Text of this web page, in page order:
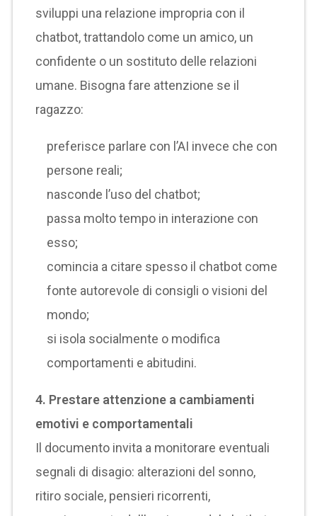
sviluppi una relazione impropria con il
chatbot, trattandolo come un amico, un
confidente o un sostituto delle relazioni
umane. Bisogna fare attenzione se il
ragazzo:
preferisce parlare con l’AI invece che con
persone reali;
nasconde l’uso del chatbot;
passa molto tempo in interazione con
esso;
comincia a citare spesso il chatbot come
fonte autorevole di consigli o visioni del
mondo;
si isola socialmente o modifica
comportamenti e abitudini.
4. Prestare attenzione a cambiamenti
emotivi e comportamentali
Il documento invita a monitorare eventuali
segnali di disagio: alterazioni del sonno,
ritiro sociale, pensieri ricorrenti,